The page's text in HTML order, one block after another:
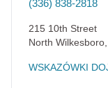
(336) 838-2818
215 10th Street
North Wilkesboro
WSKAZÓWKI